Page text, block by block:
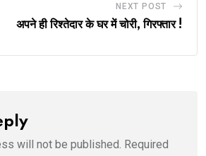
NEXT POST
अपने ही रिश्तेदार के घर में चोरी, गिरफ्तार !
will not be published. Required